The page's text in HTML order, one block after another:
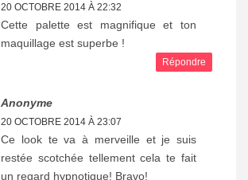
20 OCTOBRE 2014 À 22:32
Cette palette est magnifique et ton
maquillage est superbe !
Répondre
Anonyme
20 OCTOBRE 2014 À 23:07
Ce look te va à merveille et je suis
restée scotchée tellement cela te fait
un regard hypnotique! Bravo!